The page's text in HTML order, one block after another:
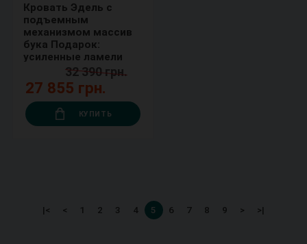
Кровать Эдель с
подъемным
механизмом массив
бука Подарок:
усиленные ламели
27 855 грн.
32 390 грн.
КУПИТЬ
|< < 1 2 3 4 5 6 7 8 9 > >|